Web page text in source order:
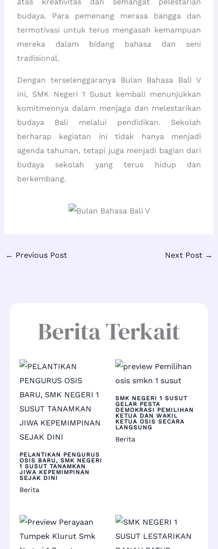
budaya. Para pemenang merasa bangga dan
termotivasi untuk terus mengasah kemampuan
mereka dalam bidang bahasa dan seni
tradisional.
Dengan terselenggaranya Bulan Bahasa Bali V
ini, SMK Negeri 1 Susut kembali menunjukkan
komitmennya dalam menjaga dan melestarikan
budaya Bali melalui pendidikan. Sekolah
berharap kegiatan ini tidak hanya menjadi
agenda tahunan, tetapi juga menjadi bagian dari
budaya sekolah yang terus hidup dan
berkembang.
← Previous Post Next Post →
Berita Terkait
PELANTIKAN PENGURUS
OSIS BARU, SMK NEGERI
1 SUSUT TANAMKAN
JIWA KEPEMIMPINAN
SEJAK DINI
Berita
SMK NEGERI 1 SUSUT
GELAR PESTA
DEMOKRASI PEMILIHAN
KETUA DAN WAKIL
KETUA OSIS SECARA
LANGSUNG
Berita